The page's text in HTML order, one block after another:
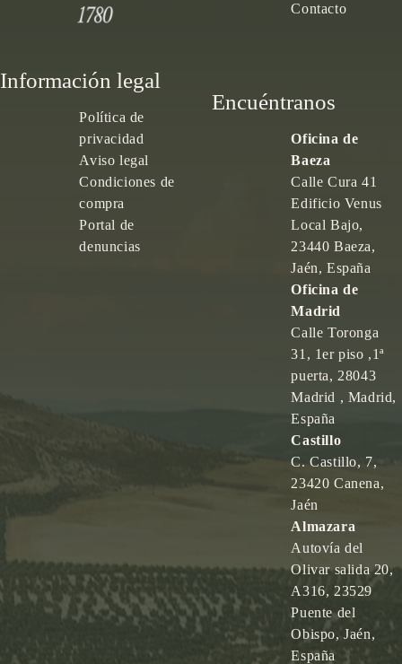
Contacto
Información legal
Política de
privacidad
Aviso legal
Condiciones de
compra
Portal de
denuncias
Encuéntranos
Oficina de
Baeza
Calle Cura 41
Edificio Venus
Local Bajo,
23440 Baeza,
Jaén, España
Oficina de
Madrid
Calle Toronga
31, 1er piso ,1ª
puerta, 28043
Madrid , Madrid,
España
Castillo
C. Castillo, 7,
23420 Canena,
Jaén
Almazara
Autovía del
Olivar salida 20,
A316, 23529
Puente del
Obispo, Jaén,
España